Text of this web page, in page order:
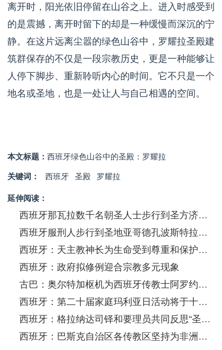
离开时，阳光依旧停留在山谷之上。进入时感受到
的是震撼，离开时留下的却是一种缓慢而深沉的宁
静。在这片远离尘嚣的绿色山谷中，罗耀拉圣殿建
筑群保存的不仅是一段宗教历史，更是一种能够让
人停下脚步、重新聆听内心的时间。它不只是一个
地名或圣地，也是一处让人与自己相遇的空间。
本文标题： 西班牙绿色山谷中的圣殿：罗耀拉
关键词： 西班牙 圣殿 罗耀拉
延伸阅读：
西班牙那瓦拉数千名朝圣人士步行到圣方济各&#8231;沙勿略诞生的古堡朝圣
西班牙服刑人步行到圣地亚哥德孔波斯特拉，作内心与信仰生活朝圣
西班牙：天主教神长为生命受到尊重和保护发出呼吁
西班牙：政府拟修例迎合宗教多元现象
古巴：奥尔特加枢机为西班牙传教士阿罗约神父主持葬礼弥撒
西班牙：第二十届家庭玛利亚日活动将于十三日举行
西班牙：格拉纳达司铎和要理员共同反思“圣召与要理讲授”
西班牙：巴斯克自治区各传教区坚持为非洲传教服务五十年